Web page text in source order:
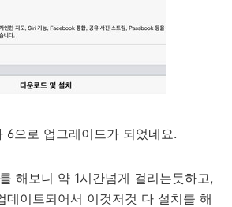
으로 업그레이드가 되었네요.
해보니 약 1시간넘게 걸리는듯하고,
데이트되어서 이것저것 다 설치를 해